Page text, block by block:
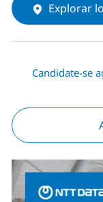
Explorar
Candidate-se